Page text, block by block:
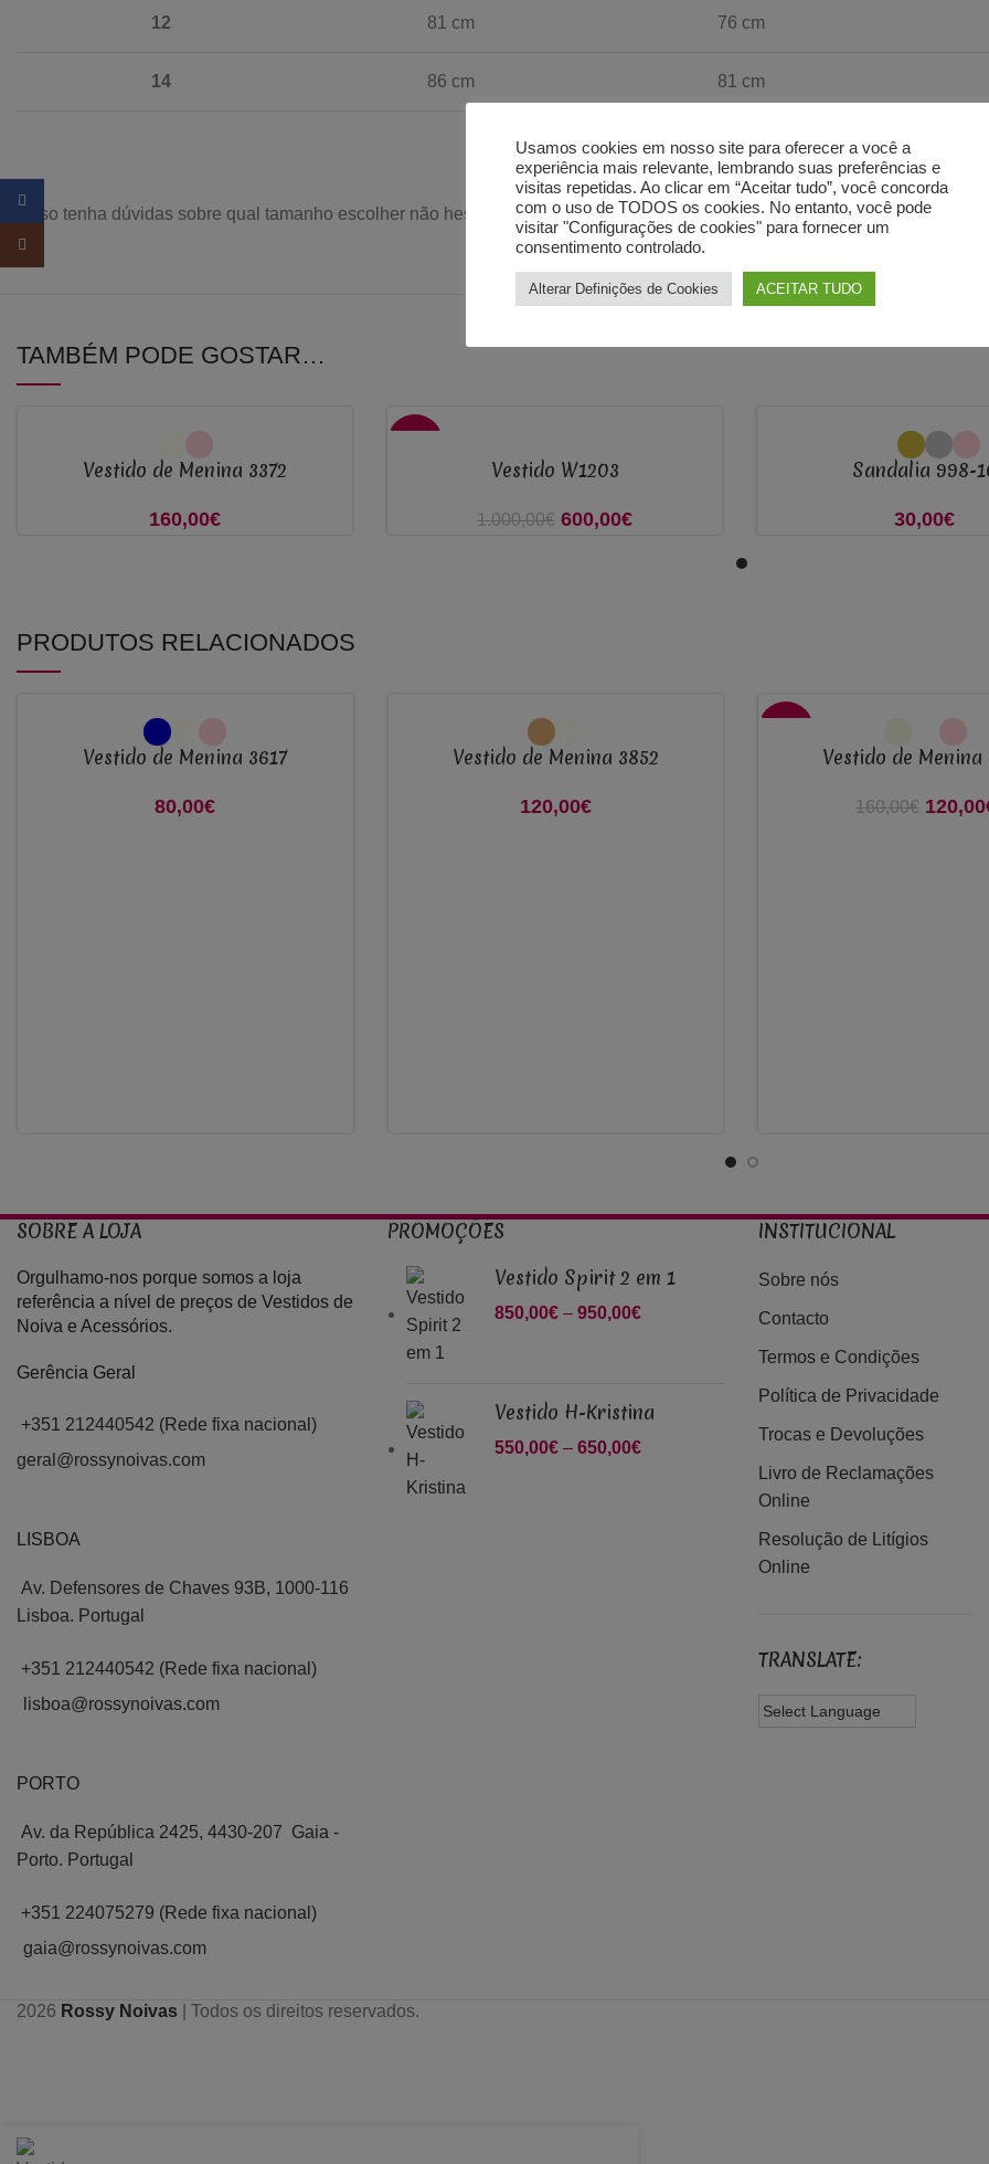
12 81 cm 76 cm
14 86 cm 81 cm
Caso tenha dúvidas sobre qual tamanho escolher não hesite em escrever para o chat ou para o nosso e.mail, teremos
TAMBÉM PODE GOSTAR…
Vestido de Menina 3372
160,00€
Vestido W1203
1.000,00€
O preço original
600,00€
Sandalia 998-
30,00€
PRODUTOS RELACIONADOS
Vestido de Menina 3617
80,00€
Vestido de Menina 3852
120,00€
Vestido de Menina
160,00€ O
120,00
SOBRE A LOJA
Orgulhamo-nos porque somos a loja
referência a nível de preços de Vestidos de
Noiva e Acessórios.
Gerência Geral
+351 212440542 (Rede fixa nacional)
geral@rossynoivas.com
LISBOA
Av. Defensores de Chaves 93B, 1000-116
Lisboa. Portugal
+351 212440542 (Rede fixa nacional)
lisboa@rossynoivas.com
PORTO
Av. da República 2425, 4430-207 Gaia -
Porto. Portugal
+351 224075279 (Rede fixa nacional)
gaia@rossynoivas.com
PROMOÇÕES
Vestido Spirit 2 em 1
850,00€ – 950,00€
Vestido H-Kristina
550,00€ – 650,00€
INSTITUCIONAL
Sobre nós
Contacto
Termos e Condições
Política de Privacidade
Trocas e Devoluções
Livro de Reclamações
Online
Resolução de Litígios
Online
TRANSLATE:
2026 Rossy Noivas | Todos os direitos reservados.
Usamos cookies em nosso site para oferecer a você a
experiência mais relevante, lembrando suas preferências e
visitas repetidas. Ao clicar em “Aceitar tudo”, você concorda
com o uso de TODOS os cookies. No entanto, você pode
visitar "Configurações de cookies" para fornecer um
consentimento controlado.
Alterar Definições de Cookies ACEITAR TUDO